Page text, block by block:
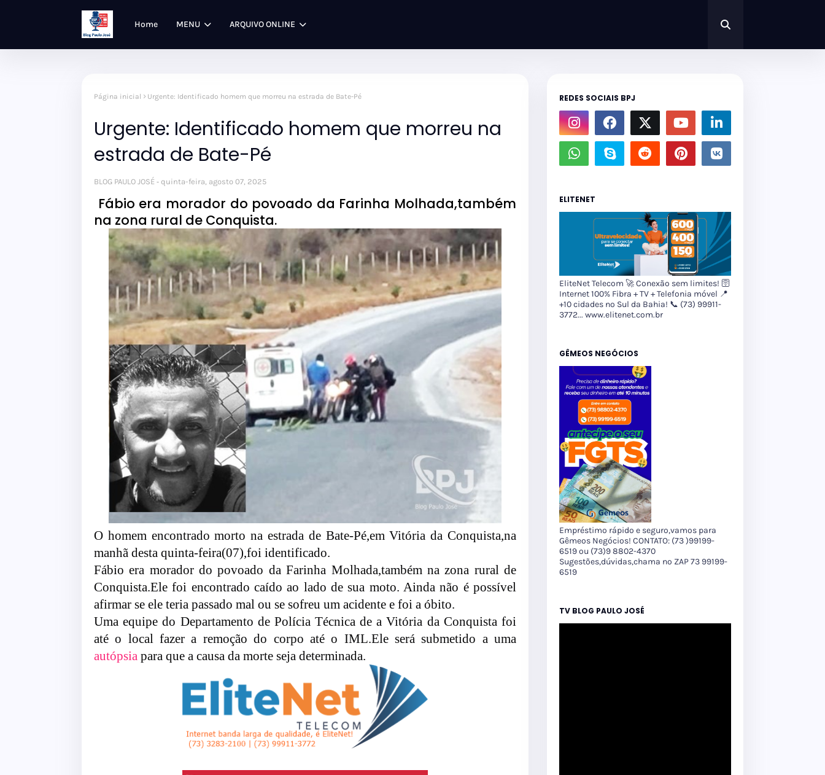
Home MENU ARQUIVO ONLINE
Página inicial Urgente: Identificado homem que morreu na estrada de Bate-Pé
Urgente: Identificado homem que morreu na
estrada de Bate-Pé
BLOG PAULO JOSÉ quinta-feira, agosto 07, 2025
Fábio era morador do povoado da Farinha Molhada,também
na zona rural de Conquista.
O homem encontrado morto na estrada de Bate-Pé,em Vitória da Conquista,na
manhã desta quinta-feira(07),foi identificado.
Fábio era morador do povoado da Farinha Molhada,também na zona rural de
Conquista.Ele foi encontrado caído ao lado de sua moto. Ainda não é possível
afirmar se ele teria passado mal ou se sofreu um acidente e foi a óbito.
Uma equipe do Departamento de Polícia Técnica de a Vitória da Conquista foi
até o local fazer a remoção do corpo até o IML.Ele será submetido a uma
autópsia para que a causa da morte seja determinada.
REDES SOCIAIS BPJ
ELITENET
EliteNet Telecom 🚀 Conexão sem limites! 🛜
Internet 100% Fibra + TV + Telefonia móvel 📍
+10 cidades no Sul da Bahia! 📞 (73) 99911-
3772... www.elitenet.com.br
GÊMEOS NEGÓCIOS
Empréstimo rápido e seguro,vamos para
Gêmeos Negócios! CONTATO: (73 )99199-
6519 ou (73)9 8802-4370
Sugestões,dúvidas,chama no ZAP 73 99199-
6519
TV BLOG PAULO JOSÉ